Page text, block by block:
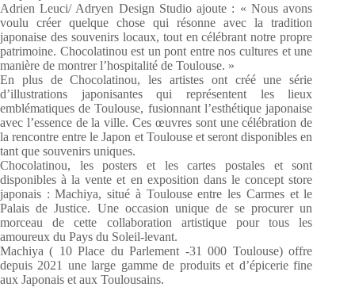
Adrien Leuci/ Adryen Design Studio ajoute : « Nous avons
voulu créer quelque chose qui résonne avec la tradition
japonaise des souvenirs locaux, tout en célébrant notre propre
patrimoine. Chocolatinou est un pont entre nos cultures et une
manière de montrer l’hospitalité de Toulouse. »
En plus de Chocolatinou, les artistes ont créé une série
d’illustrations japonisantes qui représentent les lieux
emblématiques de Toulouse, fusionnant l’esthétique japonaise
avec l’essence de la ville. Ces œuvres sont une célébration de
la rencontre entre le Japon et Toulouse et seront disponibles en
tant que souvenirs uniques.
Chocolatinou, les posters et les cartes postales et sont
disponibles à la vente et en exposition dans le concept store
japonais : Machiya, situé à Toulouse entre les Carmes et le
Palais de Justice. Une occasion unique de se procurer un
morceau de cette collaboration artistique pour tous les
amoureux du Pays du Soleil-levant.
Machiya ( 10 Place du Parlement -31 000 Toulouse) offre
depuis 2021 une large gamme de produits et d’épicerie fine
aux Japonais et aux Toulousains.